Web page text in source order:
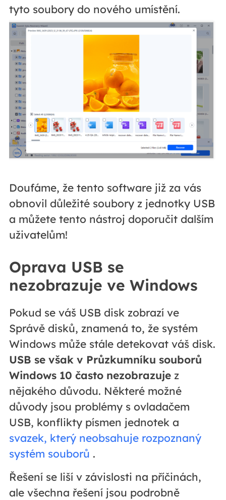
tyto soubory do nového umístění.
Doufáme, že tento software již za vás
obnovil důležité soubory z jednotky USB
a můžete tento nástroj doporučit dalším
uživatelům!
Oprava USB se
nezobrazuje ve Windows
Pokud se váš USB disk zobrazí ve
Správě disků, znamená to, že systém
Windows může stále detekovat váš disk.
USB se však v Průzkumníku souborů
Windows 10 často nezobrazujez
nějakého důvodu. Některé možné
důvody jsou problémy s ovladačem
USB, konflikty písmen jednotek a
svazek, který neobsahuje rozpoznaný
systém souborů .
Řešení se liší v závislosti na příčinách,
ale všechna řešení jsou podrobně